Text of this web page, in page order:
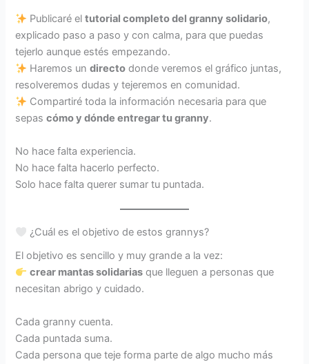
Publicaré eltutorial completo del granny solidario,
explicado paso a paso y con calma, para que puedas
tejerlo aunque estés empezando.
Haremos undirecto donde veremos el gráfico juntas,
resolveremos dudas y tejeremos en comunidad.
Compartiré toda la información necesaria para que
sepascómo y dónde entregar tu granny.
No hace falta experiencia.
No hace falta hacerlo perfecto.
Solo hace falta querer sumar tu puntada.
¿Cuál es el objetivo de estos grannys?
El objetivo es sencillo y muy grande a la vez:
crear mantas solidarias que lleguen a personas que
necesitan abrigo y cuidado.
Cada granny cuenta.
Cada puntada suma.
Cada persona que teje forma parte de algo mucho más